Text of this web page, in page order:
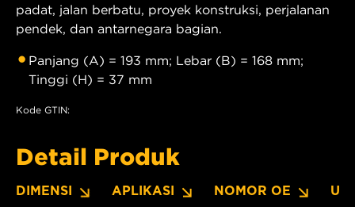
padat, jalan berbatu, proyek konstruksi, perjalanan
pendek, dan antarnegara bagian.
Panjang (A) = 193 mm; Lebar (B) = 168 mm;
Tinggi (H) = 37 mm
Kode GTIN:
Detail Produk
DIMENSI APLIKASI NOMOR OE